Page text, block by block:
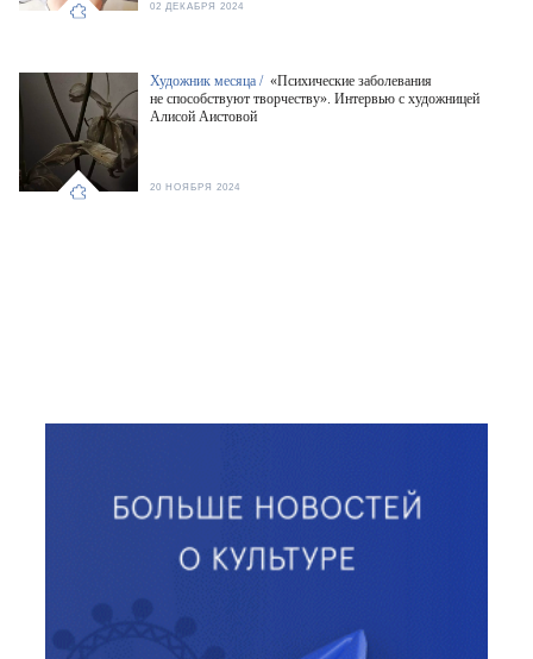
02 ДЕКАБРЯ 2024
Художник месяца / «Психические заболевания
не способствуют творчеству». Интервью с художницей
Алисой Аистовой
20 НОЯБРЯ 2024